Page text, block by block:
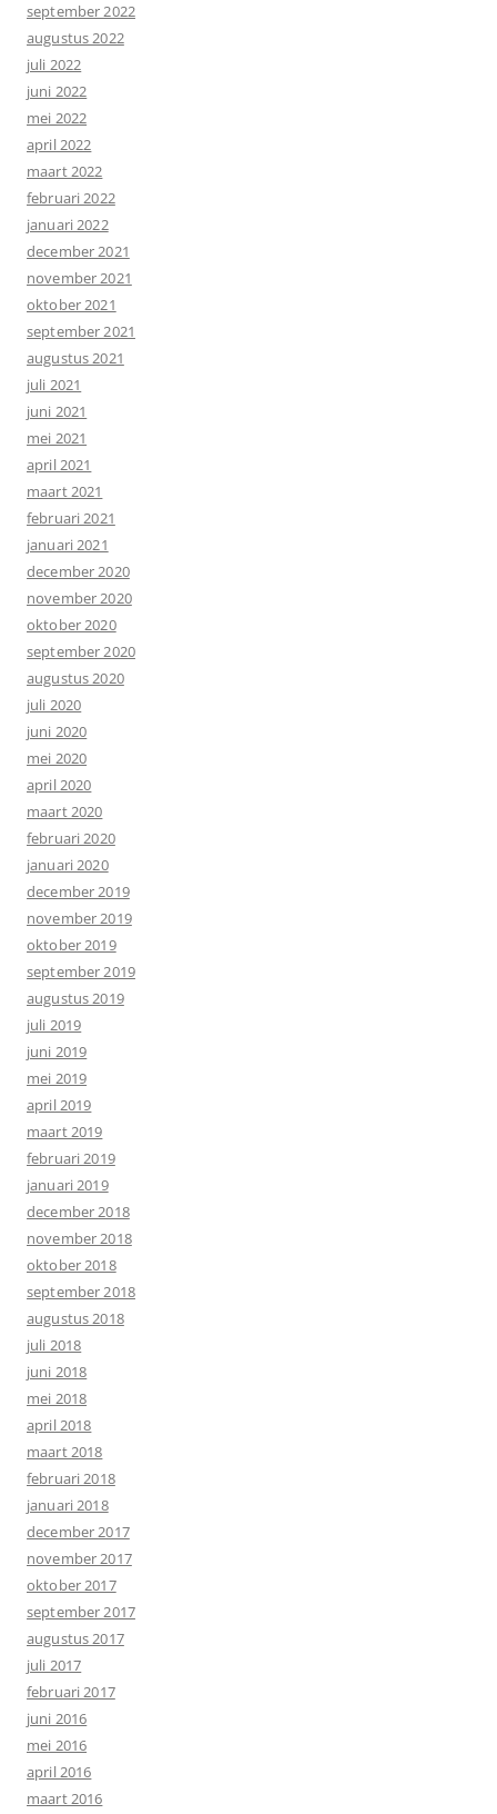
september 2022
augustus 2022
juli 2022
juni 2022
mei 2022
april 2022
maart 2022
februari 2022
januari 2022
december 2021
november 2021
oktober 2021
september 2021
augustus 2021
juli 2021
juni 2021
mei 2021
april 2021
maart 2021
februari 2021
januari 2021
december 2020
november 2020
oktober 2020
september 2020
augustus 2020
juli 2020
juni 2020
mei 2020
april 2020
maart 2020
februari 2020
januari 2020
december 2019
november 2019
oktober 2019
september 2019
augustus 2019
juli 2019
juni 2019
mei 2019
april 2019
maart 2019
februari 2019
januari 2019
december 2018
november 2018
oktober 2018
september 2018
augustus 2018
juli 2018
juni 2018
mei 2018
april 2018
maart 2018
februari 2018
januari 2018
december 2017
november 2017
oktober 2017
september 2017
augustus 2017
juli 2017
februari 2017
juni 2016
mei 2016
april 2016
maart 2016